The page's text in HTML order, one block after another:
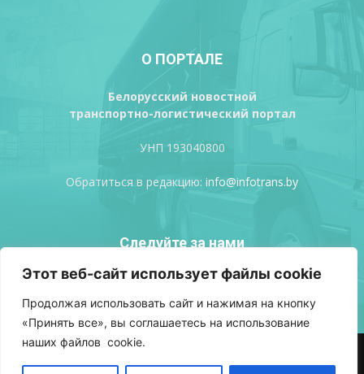
Этот веб-сайт использует файлы cookie
Продолжая использовать сайт и нажимая на кнопку
«Принять все», вы соглашаетесь на использование
наших файлов cookie.
О ПОРТАЛЕ
Белорусский новостной
транспортно-логистический портал
УНП 193040800
Обратиться в редакцию: info@infotrans.bу
Следуйте за нами
АВТОРСКИЕ ПРАВА
РЕКЛАМА
ВХОД